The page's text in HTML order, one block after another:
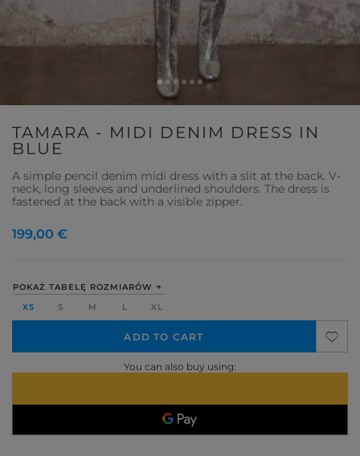
TAMARA - MIDI DENIM DRESS IN
BLUE
A simple pencil denim midi dress with a slit at the back. V-
neck, long sleeves and underlined shoulders. The dress is
fastened at the back with a visible zipper.
POKAŻ TABELĘ ROZMIARÓW
XS
S M L XL
ADD TO CART
You can also buy using:
199,00 €